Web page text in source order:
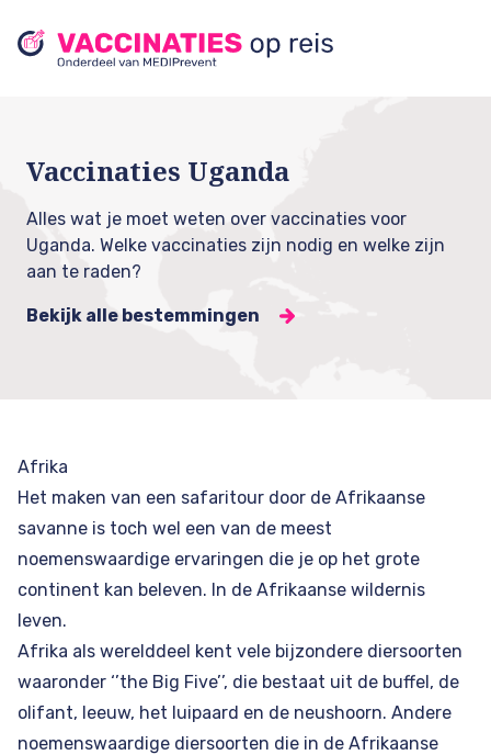
Vaccinaties Uganda
Alles wat je moet weten over vaccinaties voor
Uganda. Welke vaccinaties zijn nodig en welke zijn
aan te raden?
Bekijk alle bestemmingen
Afrika
Het maken van een safaritour door de Afrikaanse
savanne is toch wel een van de meest
noemenswaardige ervaringen die je op het grote
continent kan beleven. In de Afrikaanse wildernis
leven.
Afrika als werelddeel kent vele bijzondere diersoorten
waaronder ‘’the Big Five’’, die bestaat uit de buffel, de
olifant, leeuw, het luipaard en de neushoorn. Andere
noemenswaardige diersoorten die in de Afrikaanse